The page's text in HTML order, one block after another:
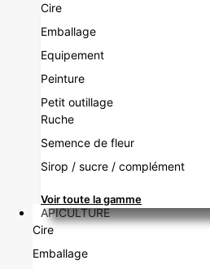
Cire
Emballage
Equipement
Peinture
Petit outillage
Ruche
Semence de fleur
Sirop / sucre / complément
Voir toute la gamme
APICULTURE
Cire
Emballage